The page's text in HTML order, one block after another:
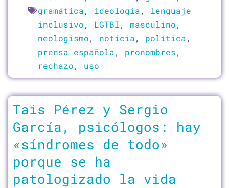
gramática, ideología, lenguaje
inclusivo, LGTBI, masculino,
neologismo, noticia, política,
prensa española, pronombres,
rechazo, uso
Tais Pérez y Sergio
García, psicólogos: hay
«síndromes de todo»
porque se ha
patologizado la vida